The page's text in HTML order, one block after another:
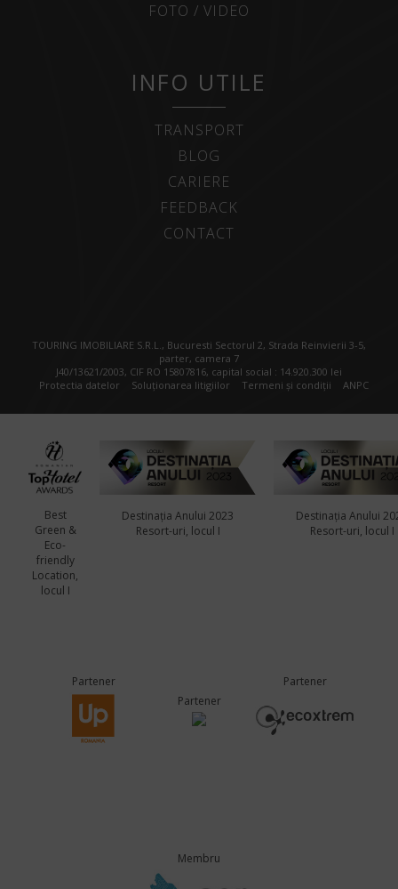
FOTO / VIDEO
INFO UTILE
TRANSPORT
BLOG
CARIERE
FEEDBACK
CONTACT
TOURING IMOBILIARE S.R.L., Bucuresti Sectorul 2, Strada Reinvierii 3-5,
parter, camera 7
J40/13621/2003, CIF RO 15807816, capital social : 14.920.300 lei
Protectia datelor
Soluționarea litigiilor Termeni și condiții ANPC
Best
Green &
Eco-
friendly
Location,
locul I
Destinația Anului 2023
Resort-uri, locul I
Destinația Anului
Resort-uri, locul I
Partener
Partener
Partener
Membru